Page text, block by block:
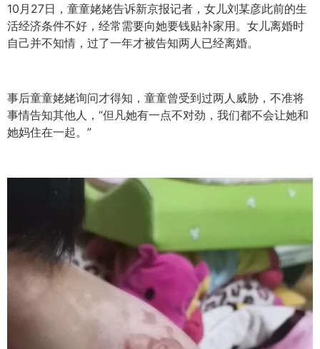
10月27日，童童姥姥告诉新京报记者，女儿刘某彦此前的生
活经济条件不好，经常需要向她要钱贴补家用。女儿离婚时
自己并不知情，过了一年才被告知两人已经离婚。
事后童童姥姥询问才得知，童童曾受到过两人威胁，不准将
事情告知其他人，“但凡她有一点不对劲，我们都不会让她和
她妈住在一起。”